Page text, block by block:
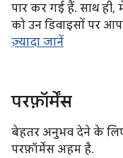
पार कर गई हैं. साथ ही,
को उन डिवाइसों पर
ज़्यादा जानें
परफ़ॉर्मेंस
बेहतर अनुभव देने के
परफ़ॉर्मेंस अहम है.